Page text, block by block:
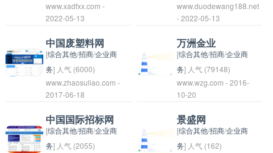
发展和国际合作。
消费者可以方便地购买
到中国的产品，同时也
为中国商家提供了一个
更广阔的销售渠道。
品，包括服装、食品、
家居用品、电子产品
等。平台也提供商家入
驻服务，让商家可以在
平台上开设自己的店铺
进行销售。全商网致力
于为用户提供方便快捷
的购物体验，同时也为
商家提供一个线上销售
的渠道。
培训课程。该平台旨在
帮助企业经理人和领导
者提升管理技能，增强
领导力，应对挑战和变
革。通过世界经理人，
用户可以获取最新的管
理资讯和趋势，参与在
线培训课程，与其他行
业专家分享经验和见
解，从而更好地应对职
申宝配资是指申宝公司
提供的配资服务。配资
即通过借贷资金来进行
股票、期货等投资操
作，以实现资金的最大
化利用和投资收益的最
大化。申宝配资是一种
投资方式，投资者可以
通过向申宝公司借款来
进行股票、期货等交
www.xadfxx.com -
2022-05-13
www.duodewang188.net
- 2022-05-13
中国废塑料网
[综合其他/招商/企业商
务] 人气 (6000)
中国废塑料网是一个专
注于废塑料行业的信息
类网站，提供废塑料行
情、废塑料价格、废塑
料回收等相关信息服
www.zhaosuliao.com -
2017-06-18
万洲金业
[综合其他/招商/企业商
务] 人气 (79148)
www.wzg.com - 2016-
10-20
中国国际招标网
[综合其他/招商/企业商
务] 人气 (2055)
景盛网
[综合其他/招商/企业商
务] 人气 (162)